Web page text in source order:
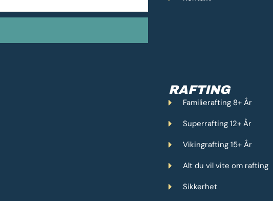
RAFTING
Familierafting 8+ År
Superrafting 12+ År
Vikingrafting 15+ År
Alt du vil vite om rafting
Sikkerhet